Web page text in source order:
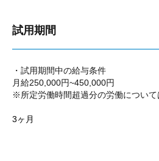
試用期間
・試用期間中の給与条件
月給250,000円~450,000円
※所定労働時間超過分の労働につい
3ヶ月